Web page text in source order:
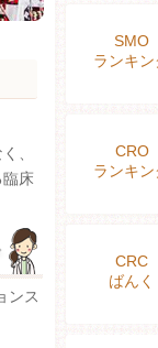
、
床
ンス
SMO
ランキン
CRO
ランキン
CRC
ばんく